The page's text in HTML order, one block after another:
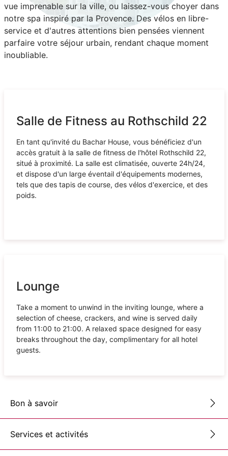
vue imprenable sur la ville, ou laissez-vous choyer dans
notre spa inspiré par la Provence. Des vélos en libre-
service et d'autres attentions bien pensées viennent
parfaire votre séjour urbain, rendant chaque moment
inoubliable.
Salle de Fitness au Rothschild 22
En tant qu'invité du Bachar House, vous bénéficiez d'un
accès gratuit à la salle de fitness de l'hôtel Rothschild 22,
situé à proximité. La salle est climatisée, ouverte 24h/24,
et dispose d'un large éventail d'équipements modernes,
tels que des tapis de course, des vélos d'exercice, et des
poids.
Lounge
Take a moment to unwind in the inviting lounge, where a
selection of cheese, crackers, and wine is served daily
from 11:00 to 21:00. A relaxed space designed for easy
breaks throughout the day, complimentary for all hotel
guests.
Bon à savoir
Services et activités